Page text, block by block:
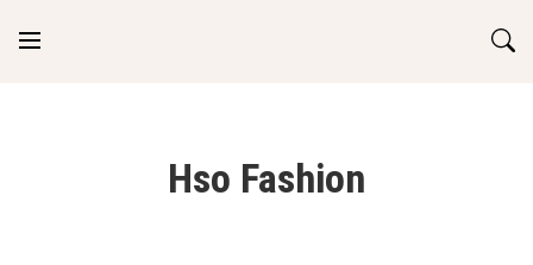
Hso Fashion